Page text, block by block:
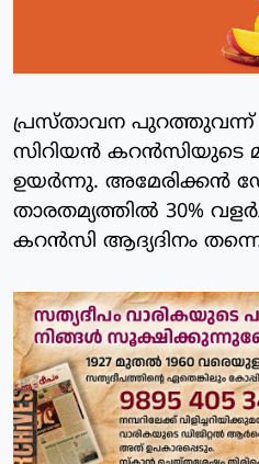
പ്രസ്താവന
സിറിയന്‍ കറന്‍സിയുടെ
ഉയര്‍ന്നു. അമേരിക്കന്‍
താരതമ്യത്തില്‍ 30%
കറന്‍സി ആദ്യദിനം